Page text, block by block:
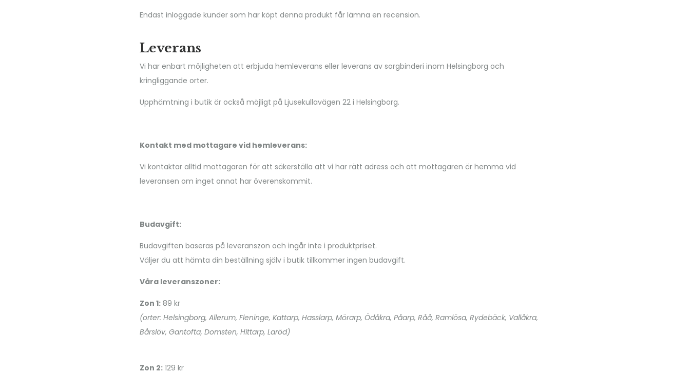
Endast inloggade kunder som har köpt denna produkt får lämna en recension.
Leverans
Vi har enbart möjligheten att erbjuda hemleverans eller leverans av sorgbinderi inom Helsingborg och
kringliggande orter.
Upphämtning i butik är också möjligt på Ljusekullavägen 22 i Helsingborg.
Kontakt med mottagare vid hemleverans:
Vi kontaktar alltid mottagaren för att säkerställa att vi har rätt adress och att mottagaren är hemma vid
leveransen om inget annat har överenskommit.
Budavgift:
Budavgiften baseras på leveranszon och ingår inte i produktpriset.
Väljer du att hämta din beställning själv i butik tillkommer ingen budavgift.
Våra leveranszoner:
Zon 1: 89 kr
(orter: Helsingborg, Allerum, Fleninge, Kattarp, Hasslarp, Mörarp, Ödåkra, Påarp, Råå, Ramlösa, Rydebäck, Vallåkra,
Bårslöv, Gantofta, Domsten, Hittarp, Laröd)
Zon 2: 129 kr